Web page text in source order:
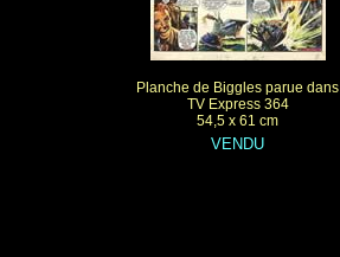
Planche de Biggles parue dans
TV Express 364
54,5 x 61 cm
VENDU